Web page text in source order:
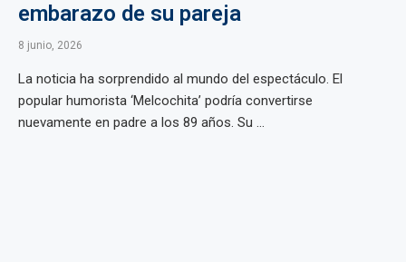
embarazo de su pareja
8 junio, 2026
La noticia ha sorprendido al mundo del espectáculo. El
popular humorista ‘Melcochita’ podría convertirse
nuevamente en padre a los 89 años. Su ...